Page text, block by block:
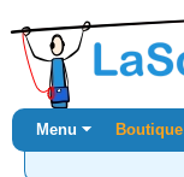
Menu ⏷ Boutique